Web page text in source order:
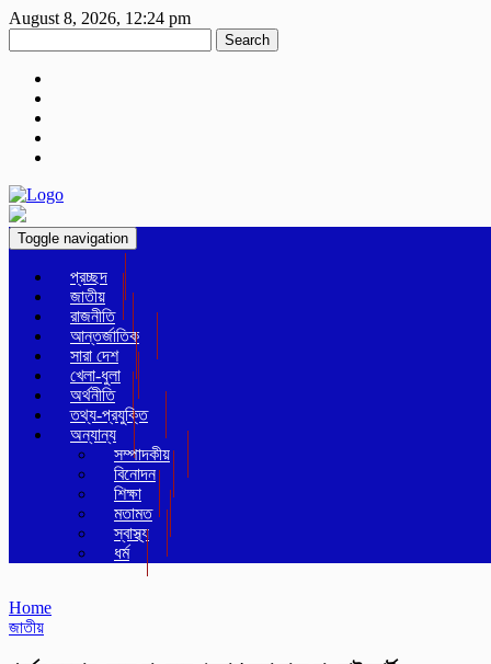
August 8, 2026, 12:24 pm
Search
Toggle navigation
প্রচ্ছদ
জাতীয়
রাজনীতি
আন্তর্জাতিক
সারা দেশ
খেলা-ধুলা
অর্থনীতি
তথ্য-প্রযুক্তি
অন্যান্য
সম্পাদকীয়
বিনোদন
শিক্ষা
মতামত
স্বাস্থ্য
ধর্ম
Home
জাতীয়